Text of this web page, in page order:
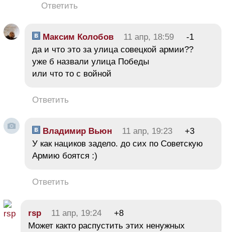
Ответить
Максим Колобов 11 апр, 18:59
-1
да и что это за улица совецкой армии??
уже б назвали улица Победы
или что то с войной
Ответить
Владимир Вьюн 11 апр, 19:23
+3
У как нациков задело. до сих по Советскую
Армию боятся :)
Ответить
rsp 11 апр, 19:24
+8
Может както распустить этих ненужных